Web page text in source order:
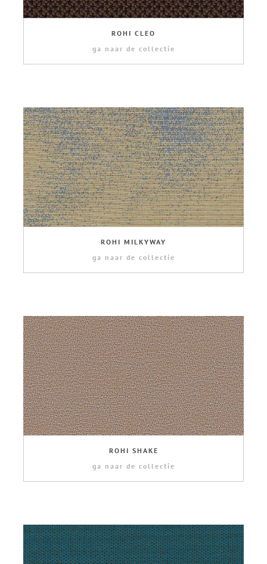
ROHI CLEO
ga naar de collectie
ROHI MILKYWAY
ga naar de collectie
ROHI SHAKE
ga naar de collectie